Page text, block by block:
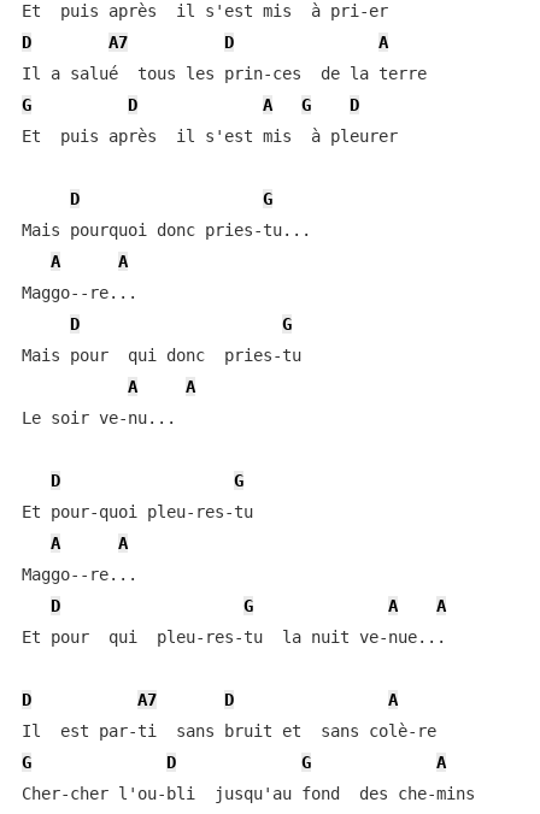
Et  puis après  il s'est mis  à pri-er
D
A7 D
A
Il a salué  tous les prin-ces  de la terre
G
D A G
D
Et  puis après  il s'est mis  à pleurer
D
G
Mais pourquoi donc pries-tu...
A
A
Maggo--re...
D
G
Mais pour  qui donc  pries-tu
A
A
Le soir ve-nu...
D
G
Et pour-quoi pleu-res-tu
A
A
Maggo--re...
D
G A
A
Et pour  qui  pleu-res-tu  la nuit ve-nue...
D A7 D
A
Il  est par-ti  sans bruit et  sans colè-re
G
D G
A